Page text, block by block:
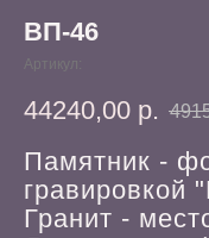
ВП-46
Артикул:
44240,00 р.
Памятник -
гравировкой
Гранит -